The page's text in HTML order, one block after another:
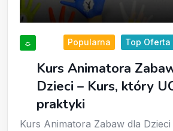
☼
Kurs Animatora
Dzieci – Kurs, który
praktyki
Popularna Top Oferta
Kurs Animatora Zabaw dla Dzieci